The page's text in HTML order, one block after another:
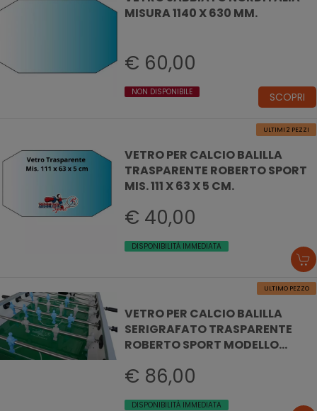
MISURA 1140 X 630 MM.
€ 60,00
NON DISPONIBILE SCOPRI
ULTIMI 2 PEZZI
VETRO PER CALCIO BALILLA
TRASPARENTE ROBERTO SPORT
MIS. 111 X 63 X 5 CM.
€ 40,00
DISPONIBILITÀ IMMEDIATA
ULTIMO PEZZO
VETRO PER CALCIO BALILLA
SERIGRAFATO TRASPARENTE
ROBERTO SPORT MODELLO
€ 86,00
DISPONIBILITÀ IMMEDIATA